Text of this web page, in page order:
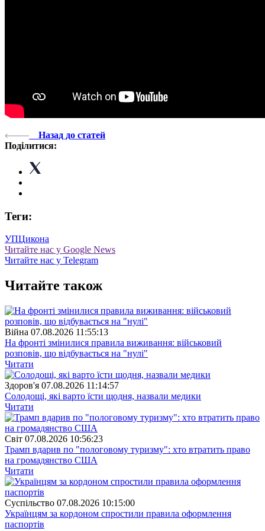
Назад до статей
Поділитися:
Теги:
УПЦикона
Читайте нас у Google News
Читайте нас у Telegram
Читайте також
Війна 07.08.2026 11:55:13
На фронті змінилися правила виживання: військовий
розповів, що відбувається на "нулі"
Читати
Здоров'я 07.08.2026 11:14:57
Солодощі, які варто їсти щодня, назвали медики
Читати
Свiт 07.08.2026 10:56:23
Трамп вдарив по "пологовому туризму": хто втратить право
на громадянство США
Читати
Суспiльство 07.08.2026 10:15:00
Українцям за кордоном спростили правила оформлення
паспортів